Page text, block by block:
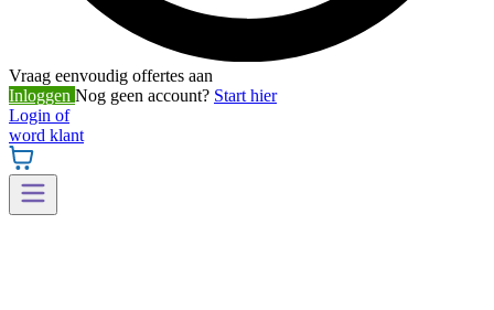
Vraag eenvoudig offertes aan
Inloggen Nog geen account? Start hier
Login of
word klant